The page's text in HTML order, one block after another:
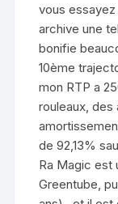
vous
archive une
bonifie
10ème
mon RTP a
rouleaux, des
de 92,13%
Ra Magic est
Greentube,